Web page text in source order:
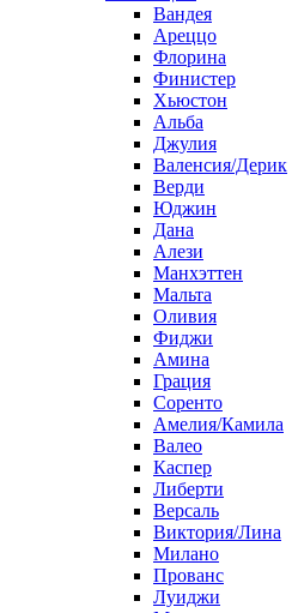
Вандея
Ареццо
Флорина
Финистер
Хьюстон
Альба
Джулия
Валенсия/Дерик
Верди
Юджин
Дана
Алези
Манхэттен
Мальта
Оливия
Фиджи
Амина
Грация
Соренто
Амелия/Камила
Валео
Каспер
Либерти
Версаль
Виктория/Лина
Милано
Прованс
Луиджи